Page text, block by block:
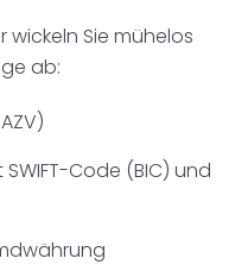
wickeln Sie mühelos
ab:
Code (BIC) und